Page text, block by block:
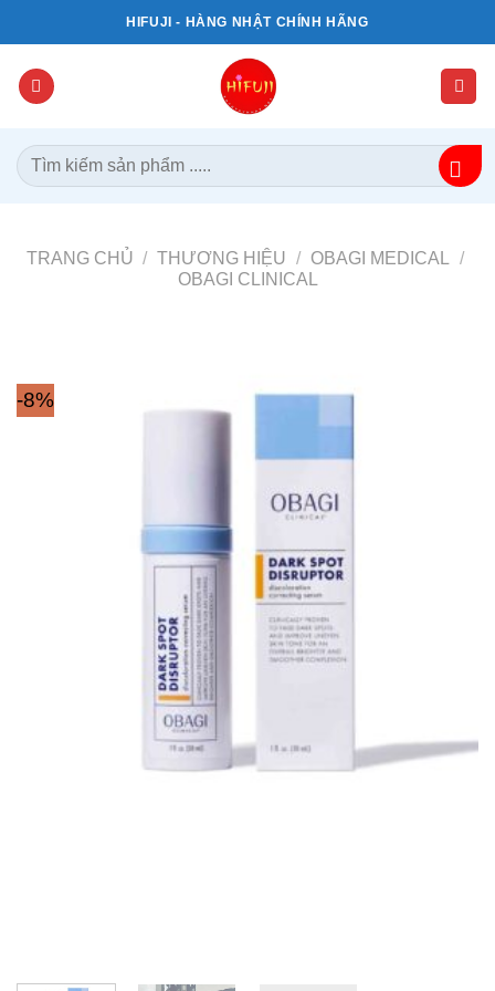
qua
dung
HIFUJI - HÀNG NHẬT CHÍNH HÃNG
Tìm
kiếm:
TRANG CHỦ / THƯƠNG HIỆU / OBAGI MEDICAL
/
OBAGI CLINICAL
-8%